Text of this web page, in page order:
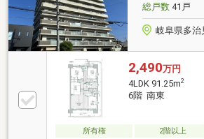
総戸数41戸
岐阜県多治
2,490万円
4LDK 91.25m2
6階 南東
所有権 2階以上